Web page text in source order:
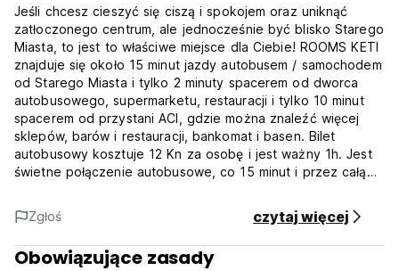
Jeśli chcesz cieszyć się ciszą i spokojem oraz uniknąć
zatłoczonego centrum, ale jednocześnie być blisko Starego
Miasta, to jest to właściwe miejsce dla Ciebie! ROOMS KETI
znajduje się około 15 minut jazdy autobusem / samochodem
od Starego Miasta i tylko 2 minuty spacerem od dworca
autobusowego, supermarketu, restauracji i tylko 10 minut
spacerem od przystani ACI, gdzie można znaleźć więcej
sklepów, barów i restauracji, bankomat i basen. Bilet
autobusowy kosztuje 12 Kn za osobę i jest ważny 1h. Jest
świetne połączenie autobusowe, co 15 minut i przez całą
Miasta. W pobliżu domu znajduje się bezpłatny parking (na
Starym Mieście i w jego okolicach parkowanie jest płatne!).
Zaleca się podróż autobusem do miasta, co wyeliminuje
stres związany z jazdą samochodem i problemy z
Zgłoś czytaj więcej
Obowiązujące zasady